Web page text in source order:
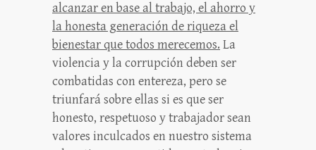
alcanzar en base al trabajo, el ahorro y
la honesta generación de riqueza el
bienestar que todos merecemos. La
violencia y la corrupción deben ser
combatidas con entereza, pero se
triunfará sobre ellas si es que ser
honesto, respetuoso y trabajador sean
valores inculcados en nuestro sistema